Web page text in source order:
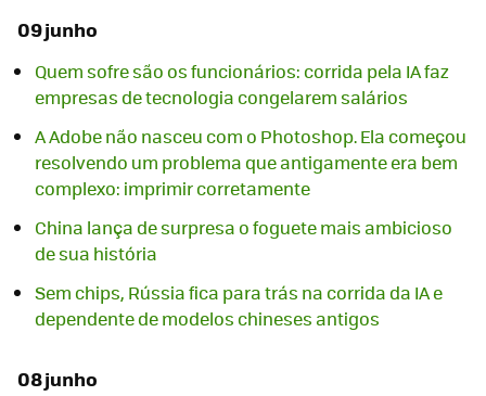
09 junho
Quem sofre são os funcionários: corrida pela IA faz
empresas de tecnologia congelarem salários
A Adobe não nasceu com o Photoshop. Ela começou
resolvendo um problema que antigamente era bem
complexo: imprimir corretamente
China lança de surpresa o foguete mais ambicioso
de sua história
Sem chips, Rússia fica para trás na corrida da IA e
dependente de modelos chineses antigos
08 junho